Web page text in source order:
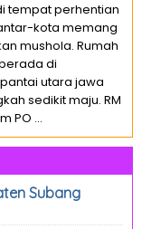
tempat perhentian
kota memang
mushola. Rumah
di
utara jawa
sedikit maju. RM
PO ...
Subang